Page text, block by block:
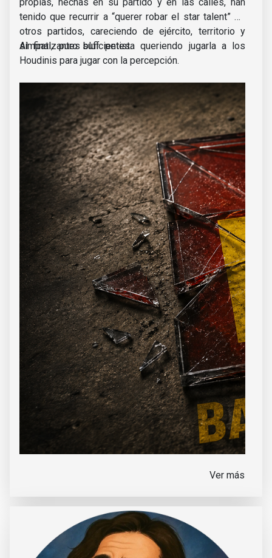
tenido que recurrir a “querer robar el star talent” de
otros partidos, careciendo de ejército, territorio y
simpatizantes suficientes.
Al final, puro bluf petista queriendo jugarla a los
Houdinis para jugar con la percepción.
Ver más